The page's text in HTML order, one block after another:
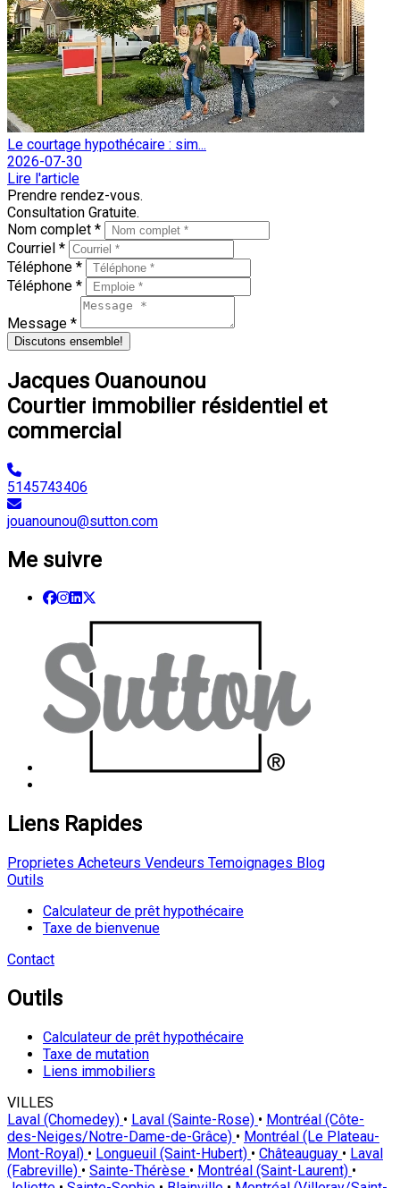
Le courtage hypothécaire : sim...
2026-07-30
Lire l'article
Prendre rendez-vous.
Consultation Gratuite.
Nom complet *
Courriel *
Téléphone *
Téléphone *
Message *
Discutons ensemble!
Jacques Ouanounou
Courtier immobilier résidentiel et
commercial
5145743406
jouanounou@sutton.com
Me suivre
Liens Rapides
Proprietes Acheteurs Vendeurs Temoignages Blog
Outils
Calculateur de prêt hypothécaire
Taxe de bienvenue
Contact
Outils
Calculateur de prêt hypothécaire
Taxe de mutation
Liens immobiliers
VILLES
Laval (Chomedey) • Laval (Sainte-Rose) • Montréal (Côte-
des-Neiges/Notre-Dame-de-Grâce) • Montréal (Le Plateau-
Mont-Royal) • Longueuil (Saint-Hubert) • Châteauguay • Laval
(Fabreville) • Sainte-Thérèse • Montréal (Saint-Laurent) •